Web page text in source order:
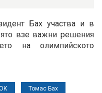
Бах участва и в
взе важни решения
на олимпийското
Томас Бах